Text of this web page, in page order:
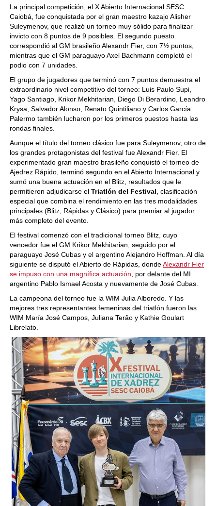
La principal competición, el X Abierto Internacional SESC
Caiobá, fue conquistada por el gran maestro kazajo Alisher
Suleymenov, que realizó un torneo muy sólido para finalizar
invicto con 8 puntos de 9 posibles. El segundo puesto
correspondió al GM brasileño Alexandr Fier, con 7½ puntos,
mientras que el GM paraguayo Axel Bachmann completó el
podio con 7 unidades.
El grupo de jugadores que terminó con 7 puntos demuestra el
extraordinario nivel competitivo del torneo: Luis Paulo Supi,
Yago Santiago, Krikor Mekhitarian, Diego Di Berardino, Leandro
Krysa, Salvador Alonso, Renato Quintiliano y Carlos García
Palermo también lucharon por los primeros puestos hasta las
rondas finales.
Aunque el título del torneo clásico fue para Suleymenov, otro de
los grandes protagonistas del festival fue Alexandr Fier. El
experimentado gran maestro brasileño conquistó el torneo de
Ajedrez Rápido, terminó segundo en el Abierto Internacional y
sumó una buena actuación en el Blitz, resultados que le
permitieron adjudicarse el Triatlón del Festival , clasificación
especial que combina el rendimiento en las tres modalidades
principales (Blitz, Rápidas y Clásico) para premiar al jugador
más completo del evento.
El festival comenzó con el tradicional torneo Blitz, cuyo
vencedor fue el GM Krikor Mekhitarian, seguido por el
paraguayo José Cubas y el argentino Alejandro Hoffman. Al día
siguiente se disputó el Abierto de Rápidas, dondeAlexandr Fier
se impuso con una magnífica actuación , por delante del MI
argentino Pablo Ismael Acosta y nuevamente de José Cubas.
La campeona del torneo fue la WIM Julia Alboredo. Y las
mejores tres representantes femeninas del triatlón fueron las
WIM María José Campos, Juliana Terão y Kathie Goulart
Librelato.